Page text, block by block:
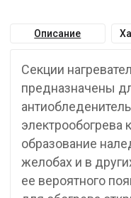
Описание
Секции
предназначены
образование
желобах и в
ее вероятного